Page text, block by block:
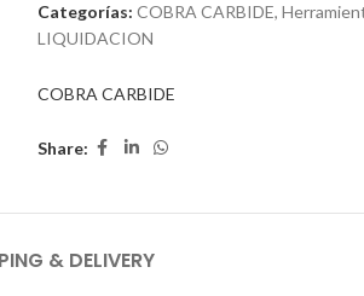
Categorías: COBRA CARBIDE,
LIQUIDACION
COBRA CARBIDE
Share:
& DELIVERY